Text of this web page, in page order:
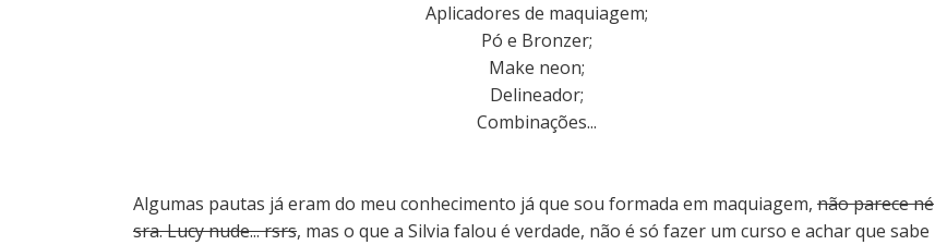
Aplicadores de maquiagem;
Pó e Bronzer;
Make neon;
Delineador;
Combinações...
Algumas pautas já eram do meu conhecimento já que sou formada em maquiagem, não parece né
sra. Lucy nude... rsrs, mas o que a Silvia falou é verdade, não é só fazer um curso e achar que sabe